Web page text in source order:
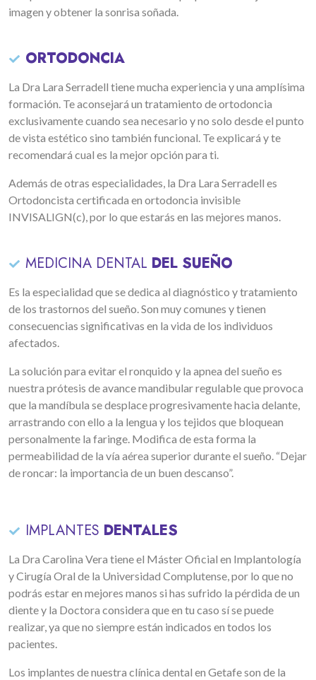
imagen y obtener la sonrisa soñada.
ORTODONCIA
La Dra Lara Serradell tiene mucha experiencia y una amplísima
formación. Te aconsejará un tratamiento de ortodoncia
exclusivamente cuando sea necesario y no solo desde el punto
de vista estético sino también funcional. Te explicará y te
recomendará cual es la mejor opción para ti.
Además de otras especialidades, la Dra Lara Serradell es
Ortodoncista certificada en ortodoncia invisible
INVISALIGN(c), por lo que estarás en las mejores manos.
MEDICINA DENTAL DEL SUEÑO
Es la especialidad que se dedica al diagnóstico y tratamiento
de los trastornos del sueño. Son muy comunes y tienen
consecuencias significativas en la vida de los individuos
afectados.
La solución para evitar el ronquido y la apnea del sueño es
nuestra prótesis de avance mandibular regulable que provoca
que la mandíbula se desplace progresivamente hacia delante,
arrastrando con ello a la lengua y los tejidos que bloquean
personalmente la faringe. Modifica de esta forma la
permeabilidad de la vía aérea superior durante el sueño. “Dejar
de roncar: la importancia de un buen descanso”.
IMPLANTES DENTALES
La Dra Carolina Vera tiene el Máster Oficial en Implantología
y Cirugía Oral de la Universidad Complutense, por lo que no
podrás estar en mejores manos si has sufrido la pérdida de un
diente y la Doctora considera que en tu caso sí se puede
realizar, ya que no siempre están indicados en todos los
pacientes.
Los implantes de nuestra clínica dental en Getafe son de la